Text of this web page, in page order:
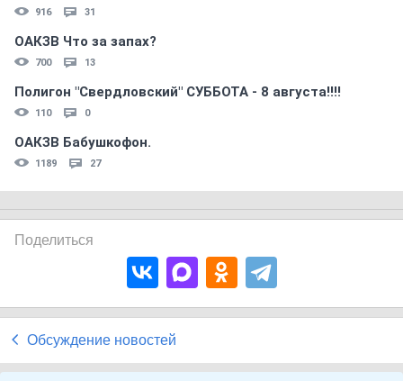
916 31
ОАКЗВ Что за запах?
700 13
Полигон "Свердловский" СУББОТА - 8 августа!!!!
110 0
ОАКЗВ Бабушкофон.
1189 27
Поделиться
Обсуждение новостей